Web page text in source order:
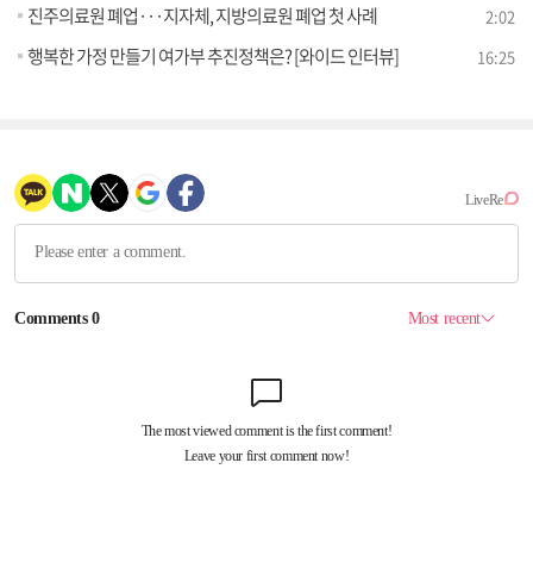
진주의료원 폐업···지자체, 지방의료원 폐업 첫 사례 2:02
행복한 가정 만들기 여가부 추진정책은? [와이드 인터뷰] 16:25